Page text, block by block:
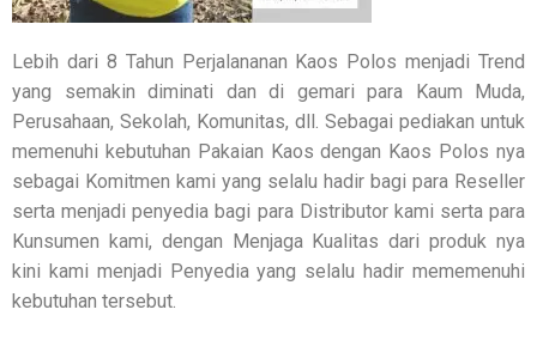
Lebih dari 8 Tahun Perjalananan Kaos Polos menjadi Trend
yang semakin diminati dan di gemari para Kaum Muda,
Perusahaan, Sekolah, Komunitas, dll. Sebagai pediakan untuk
memenuhi kebutuhan Pakaian Kaos dengan Kaos Polos nya
sebagai Komitmen kami yang selalu hadir bagi para Reseller
serta menjadi penyedia bagi para Distributor kami serta para
Kunsumen kami, dengan Menjaga Kualitas dari produk nya
kini kami menjadi Penyedia yang selalu hadir mememenuhi
kebutuhan tersebut.